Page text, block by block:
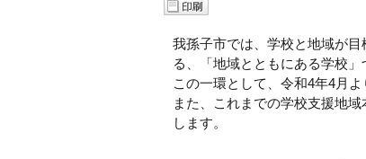
我孫子市では、学校と地域が
る、「地域とともにある学校」
この一環として、令和4年4月
また、これまでの学校支援地
します。